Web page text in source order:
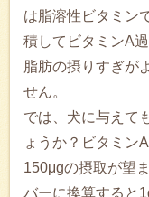
は脂溶性ビタミン
積してビタミンA
脂肪の摂りすぎが
せん。
では、犬に与えて
ょうか？ビタミン
150μgの摂取が望
バーに換算すると